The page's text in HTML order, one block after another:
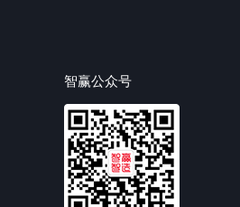
智赢公众号